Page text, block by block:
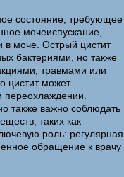
состояние, требующее
мочеиспускание,
в моче. Острый цистит
бактериями, но также
травмами или
цистит может
переохлаждении.
также важно соблюдать
таких как
роль: регулярная
обращение к врачу